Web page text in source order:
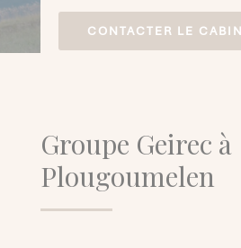
CONTACTER LE
Groupe Geirec à
Plougoumelen